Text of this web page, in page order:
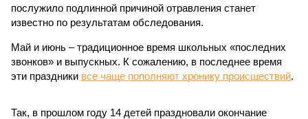
послужило подлинной причиной отравления станет
известно по результатам обследования.
Май и июнь – традиционное время школьных «последних
звонков» и выпускных. К сожалению, в последнее время
эти праздники все чаще пополняют хронику происшествий.
Так, в прошлом году 14 детей праздновали окончание